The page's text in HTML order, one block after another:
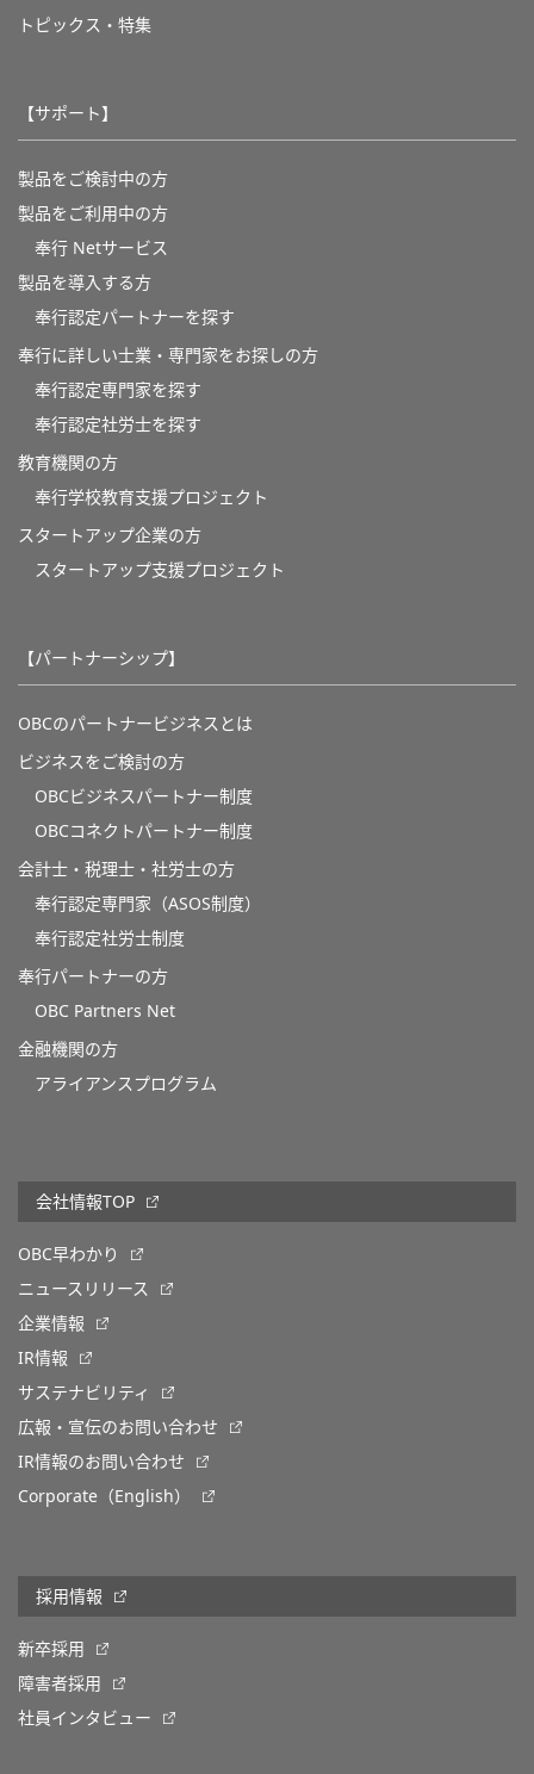
トピックス・特集
【サポート】
製品をご検討中の方
製品をご利用中の方
奉行 Netサービス
製品を導入する方
奉行認定パートナーを探す
奉行に詳しい士業・専門家をお探しの方
奉行認定専門家を探す
奉行認定社労士を探す
教育機関の方
奉⾏学校教育⽀援プロジェクト
スタートアップ企業の方
スタートアップ支援プロジェクト
【パートナーシップ】
OBCのパートナービジネスとは
ビジネスをご検討の方
OBCビジネスパートナー制度
OBCコネクトパートナー制度
会計士・税理士・社労士の方
奉行認定専門家（ASOS制度）
奉行認定社労士制度
奉行パートナーの方
OBC Partners Net
金融機関の方
アライアンスプログラム
会社情報TOP
OBC早わかり
ニュースリリース
企業情報
IR情報
サステナビリティ
広報・宣伝のお問い合わせ
IR情報のお問い合わせ
Corporate（English）
採用情報
新卒採用
障害者採用
社員インタビュー